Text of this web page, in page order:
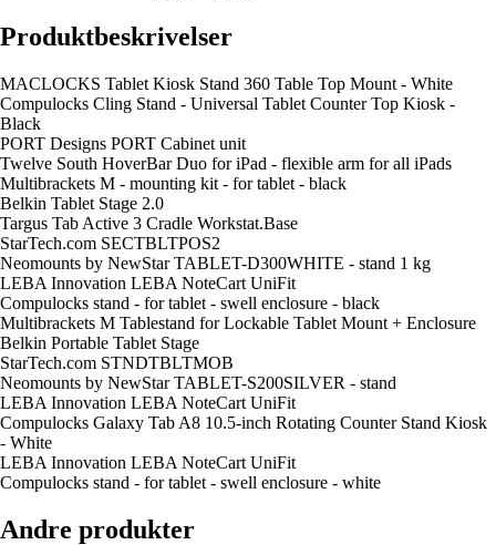
Produktbeskrivelser
MACLOCKS Tablet Kiosk Stand 360 Table Top Mount - White
Compulocks Cling Stand - Universal Tablet Counter Top Kiosk -
Black
PORT Designs PORT Cabinet unit
Twelve South HoverBar Duo for iPad - flexible arm for all iPads
Multibrackets M - mounting kit - for tablet - black
Belkin Tablet Stage 2.0
Targus Tab Active 3 Cradle Workstat.Base
StarTech.com SECTBLTPOS2
Neomounts by NewStar TABLET-D300WHITE - stand 1 kg
LEBA Innovation LEBA NoteCart UniFit
Compulocks stand - for tablet - swell enclosure - black
Multibrackets M Tablestand for Lockable Tablet Mount + Enclosure
Belkin Portable Tablet Stage
StarTech.com STNDTBLTMOB
Neomounts by NewStar TABLET-S200SILVER - stand
LEBA Innovation LEBA NoteCart UniFit
Compulocks Galaxy Tab A8 10.5-inch Rotating Counter Stand Kiosk
- White
LEBA Innovation LEBA NoteCart UniFit
Compulocks stand - for tablet - swell enclosure - white
Andre produkter